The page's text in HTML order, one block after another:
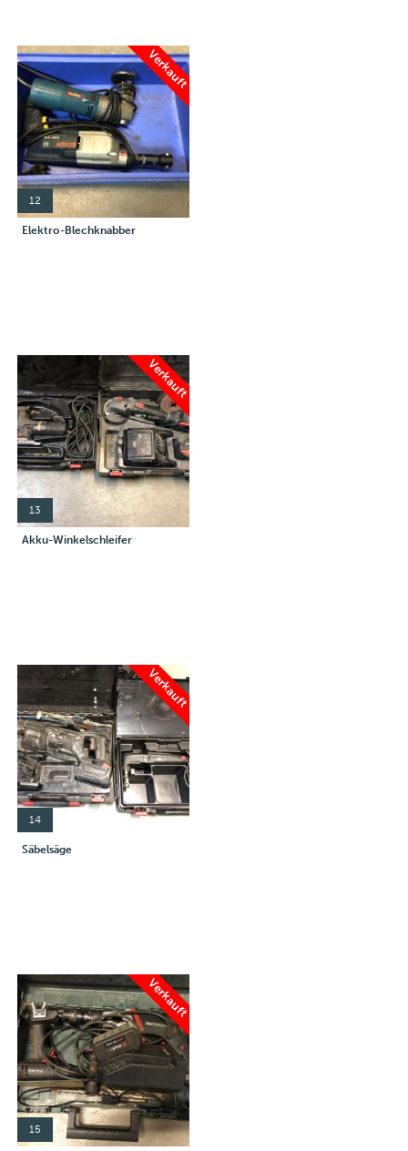
Verkauft
12
Elektro-Blechknabber
Verkauft
13
Akku-Winkelschleifer
Verkauft
14
Säbelsäge
Verkauft
15